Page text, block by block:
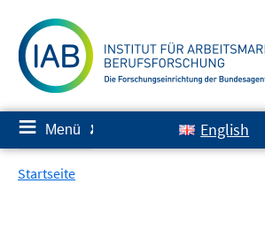
zum
Inhalt
≡ Menü ✘ English
Startseite